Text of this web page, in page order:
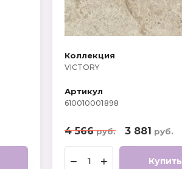
Коллекция
VICTORY
Артикул
610010001898
4 566руб. 3 881 руб.
− + Купить